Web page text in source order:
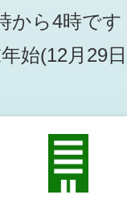
から4時です
年始(12月29